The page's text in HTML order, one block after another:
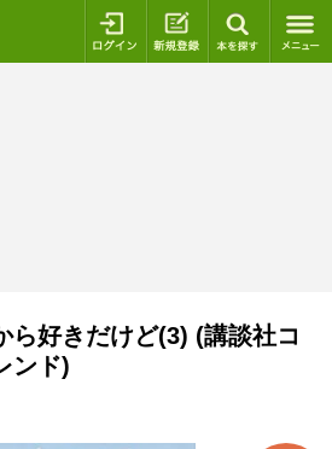
ログイン 新規登録
ら好きだけど(3) (講談社コ
ンド)